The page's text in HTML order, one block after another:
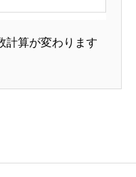
計算が変わります